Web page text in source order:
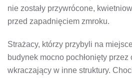
nie zostały przywrócone,
przed zapadnięciem zmroku.
Strażacy, którzy przybyli na
budynek mocno pochłonięty przez
wkraczający w inne struktury.